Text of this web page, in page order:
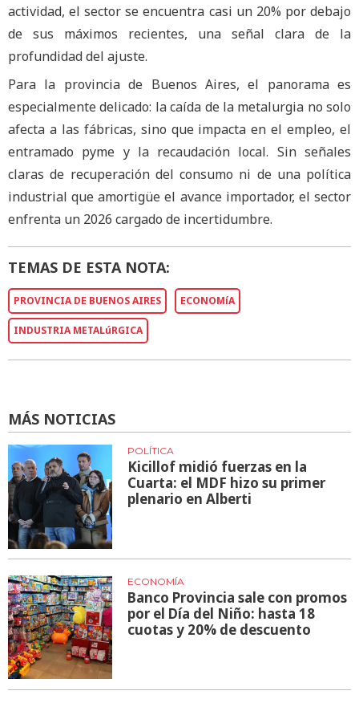
actividad, el sector se encuentra casi un 20% por debajo
de sus máximos recientes, una señal clara de la
profundidad del ajuste.
Para la provincia de Buenos Aires, el panorama es
especialmente delicado: la caída de la metalurgia no solo
afecta a las fábricas, sino que impacta en el empleo, el
entramado pyme y la recaudación local. Sin señales
claras de recuperación del consumo ni de una política
industrial que amortigüe el avance importador, el sector
enfrenta un 2026 cargado de incertidumbre.
TEMAS DE ESTA NOTA:
PROVINCIA DE BUENOS AIRES ECONOMíA
INDUSTRIA METALúRGICA
MÁS NOTICIAS
POLÍTICA
Kicillof midió fuerzas en la
Cuarta: el MDF hizo su primer
plenario en Alberti
ECONOMÍA
Banco Provincia sale con promos
por el Día del Niño: hasta 18
cuotas y 20% de descuento